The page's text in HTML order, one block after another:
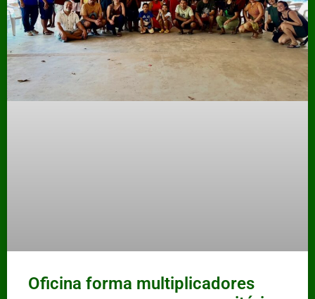
Oficina forma multiplicadores